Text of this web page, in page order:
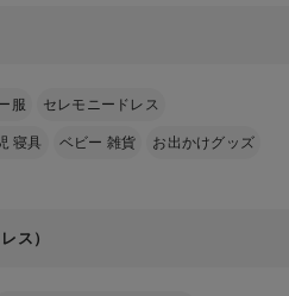
服 セレモニードレス
寝具 ベビー 雑貨 お出かけグッズ
ス）